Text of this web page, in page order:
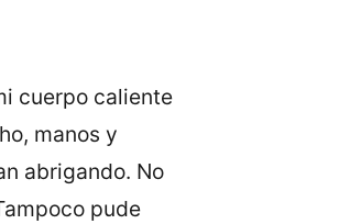
cuerpo caliente
manos y
abrigando. No
pude